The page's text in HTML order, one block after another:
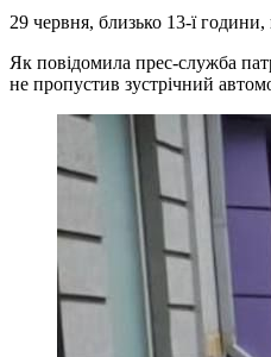
29 червня, близько 13-ї
Як повідомила прес-служба
не пропустив зустрічний